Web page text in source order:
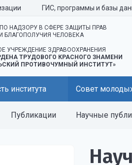
ГИС, программы и базы
НАДЗОРУ В СФЕРЕ ЗАЩИТЫ ПРАВ
БЛАГОПОЛУЧИЯ ЧЕЛОВЕКА
УЧРЕЖДЕНИЕ ЗДРАВООХРАНЕНИЯ
ТРУДОВОГО КРАСНОГО ЗНАМЕНИ
ПРОТИВОЧУМНЫЙ ИНСТИТУТ»
института Совет
Публикации Научные